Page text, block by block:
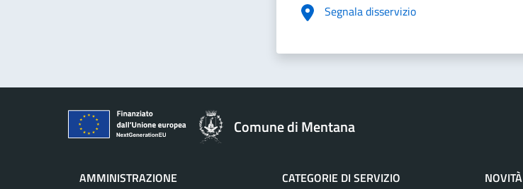
Segnala disservizio
Comune di Mentana
AMMINISTRAZIONE
CATEGORIE DI SERVIZIO
NOVITÀ